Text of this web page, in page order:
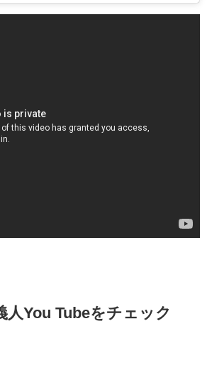
人You Tubeをチェック